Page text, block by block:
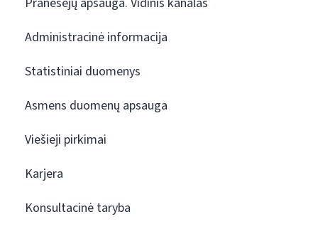
Administracinė informacija
Statistiniai duomenys
Asmens duomenų apsauga
Viešieji pirkimai
Karjera
Konsultacinė taryba